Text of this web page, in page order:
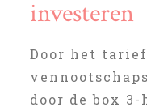
investeren
Door het tarief
door de box